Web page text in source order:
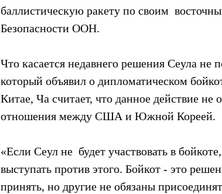
баллистическую ракету по своим
Безопасности ООН.
Что касается недавнего решения Сеула не
который объявил о дипломатическом
Китае, Ча считает, что данное действие не
отношения между США и Южной Кореей.
«Если Сеул не  будет участвовать в
выступать против этого. Бойкот - это
принять, но другие не обязаны